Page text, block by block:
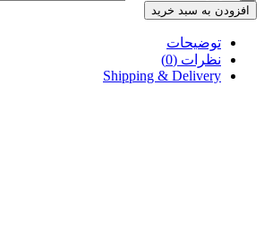
افزودن به سبد خرید
توضیحات
نظرات (0)
Shipping & Delivery